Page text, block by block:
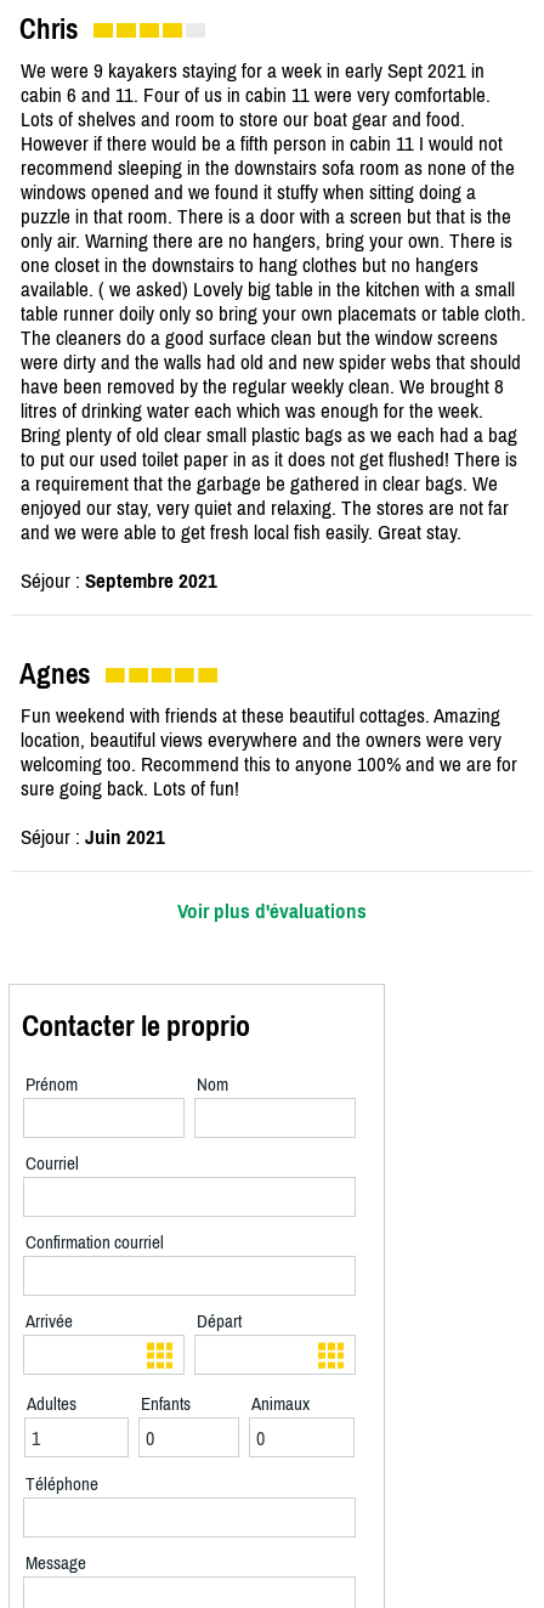
Chris
We were 9 kayakers staying for a week in early Sept 2021 in
cabin 6 and 11. Four of us in cabin 11 were very comfortable.
Lots of shelves and room to store our boat gear and food.
However if there would be a fifth person in cabin 11 I would not
recommend sleeping in the downstairs sofa room as none of the
windows opened and we found it stuffy when sitting doing a
puzzle in that room. There is a door with a screen but that is the
only air. Warning there are no hangers, bring your own. There is
one closet in the downstairs to hang clothes but no hangers
available. ( we asked) Lovely big table in the kitchen with a small
table runner doily only so bring your own placemats or table cloth.
The cleaners do a good surface clean but the window screens
were dirty and the walls had old and new spider webs that should
have been removed by the regular weekly clean. We brought 8
litres of drinking water each which was enough for the week.
Bring plenty of old clear small plastic bags as we each had a bag
to put our used toilet paper in as it does not get flushed! There is
a requirement that the garbage be gathered in clear bags. We
enjoyed our stay, very quiet and relaxing. The stores are not far
and we were able to get fresh local fish easily. Great stay.
Séjour : Septembre 2021
Agnes
Fun weekend with friends at these beautiful cottages. Amazing
location, beautiful views everywhere and the owners were very
welcoming too. Recommend this to anyone 100% and we are for
sure going back. Lots of fun!
Séjour : Juin 2021
Voir plus d'évaluations
Contacter le proprio
Prénom Nom
Courriel
Confirmation courriel
Arrivée Départ
Adultes Enfants Animaux
Téléphone
Message